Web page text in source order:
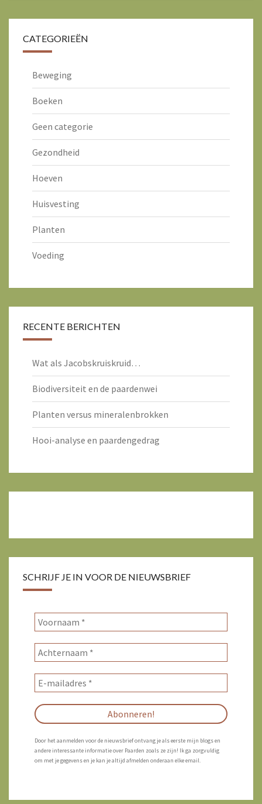
CATEGORIEËN
Beweging
Boeken
Geen categorie
Gezondheid
Hoeven
Huisvesting
Planten
Voeding
RECENTE BERICHTEN
Wat als Jacobskruiskruid…
Biodiversiteit en de paardenwei
Planten versus mineralenbrokken
Hooi-analyse en paardengedrag
SCHRIJF JE IN VOOR DE NIEUWSBRIEF
Door het aanmelden voor de nieuwsbrief ontvang je als eerste mijn blogs en
andere interessante informatie over Paarden zoals ze zijn! Ik ga zorgvuldig
om met je gegevens en je kan je altijd afmelden onderaan elke email.